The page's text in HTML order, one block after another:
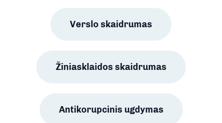
Verslo skaidrumas
Žiniasklaidos skaidrumas
Antikorupcinis ugdymas